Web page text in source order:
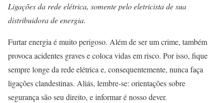
Ligações da rede elétrica, somente pelo eletricista de sua
distribuidora de energia.
Furtar energia é muito perigoso. Além de ser um crime, também
provoca acidentes graves e coloca vidas em risco. Por isso, fique
sempre longe da rede elétrica e, consequentemente, nunca faça
ligações clandestinas. Aliás, lembre-se: orientações sobre
segurança são seu direito, e informar é nosso dever.